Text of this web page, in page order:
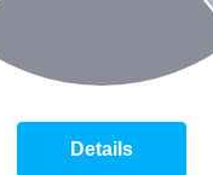
Details